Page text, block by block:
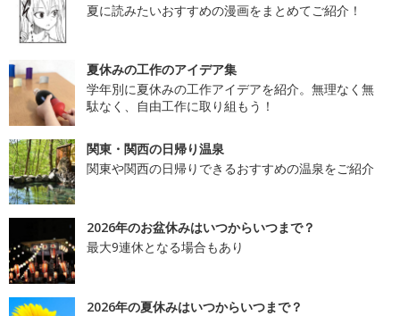
夏に読みたいおすすめの漫画をまとめてご紹介！
夏休みの工作のアイデア集
学年別に夏休みの工作アイデアを紹介。無理なく無
駄なく、自由工作に取り組もう！
関東・関西の日帰り温泉
関東や関西の日帰りできるおすすめの温泉をご紹介
2026年のお盆休みはいつからいつまで？
最大9連休となる場合もあり
2026年の夏休みはいつからいつまで？